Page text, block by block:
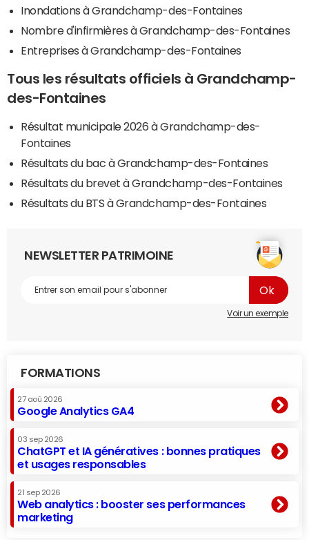
Inondations à Grandchamp-des-Fontaines
Nombre d'infirmières à Grandchamp-des-Fontaines
Entreprises à Grandchamp-des-Fontaines
Tous les résultats officiels à Grandchamp-
des-Fontaines
Résultat municipale 2026 à Grandchamp-des-
Fontaines
Résultats du bac à Grandchamp-des-Fontaines
Résultats du brevet à Grandchamp-des-Fontaines
Résultats du BTS à Grandchamp-des-Fontaines
NEWSLETTER PATRIMOINE
Voir un exemple
FORMATIONS
27 aoû 2026
Google Analytics GA4
03 sep 2026
ChatGPT et IA génératives : bonnes pratiques
et usages responsables
21 sep 2026
Web analytics : booster ses performances
marketing